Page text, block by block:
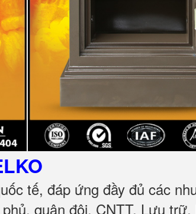
tế, đáp ứng đầy đủ các
quân đội, CNTT, Lưu